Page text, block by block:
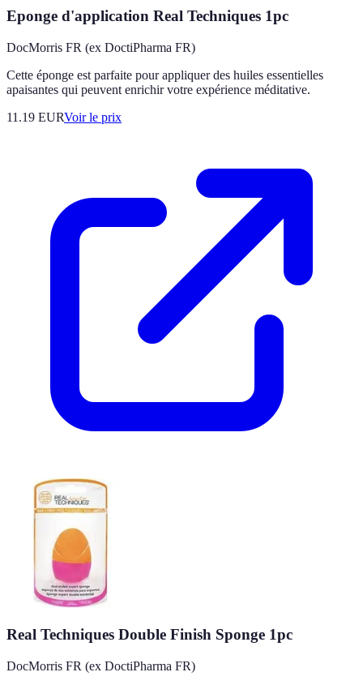
Eponge d'application Real Techniques 1pc
DocMorris FR (ex DoctiPharma FR)
Cette éponge est parfaite pour appliquer des huiles essentielles
apaisantes qui peuvent enrichir votre expérience méditative.
11.19 EURVoir le prix
Real Techniques Double Finish Sponge 1pc
DocMorris FR (ex DoctiPharma FR)